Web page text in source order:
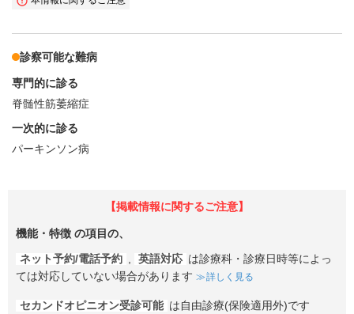
診察可能な難病
専門的に診る
脊髄性筋萎縮症
一次的に診る
パーキンソン病
【掲載情報に関するご注意】
機能・特徴 の項目の、
ネット予約/電話予約 英語対応 は診療科・診療日時等によっ
ては対応していない場合があります
詳しく見る
セカンドオピニオン受診可能 は自由診療(保険適用外)です